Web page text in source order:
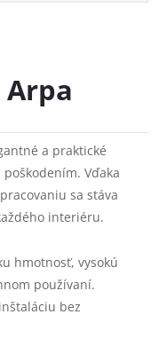
a praktické
Vďaka
sa stáva
interiéru.
hmotnosť, vysokú
používaní.
bez